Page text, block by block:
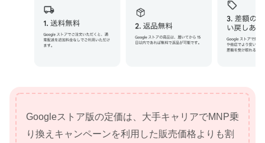
Googleストア版の定価は、大手キャリアでMNP乗
り換えキャンペーンを利用した販売価格よりも割